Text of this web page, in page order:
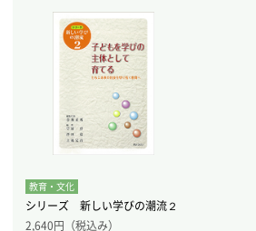
教育・文化
シリーズ 新しい学びの潮流２
2,640円（税込み）